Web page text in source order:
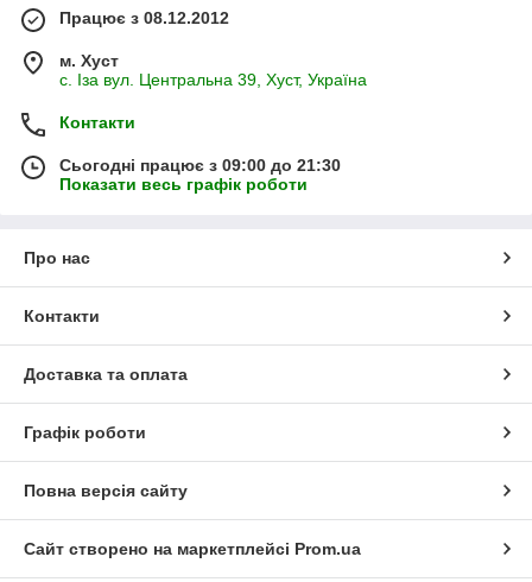
Працює з 08.12.2012
м. Хуст
с. Іза вул. Центральна 39, Хуст, Україна
Контакти
Сьогодні працює з 09:00 до 21:30
Показати весь графік роботи
Про нас
Контакти
Доставка та оплата
Графік роботи
Повна версія сайту
Сайт створено на маркетплейсі Prom.ua